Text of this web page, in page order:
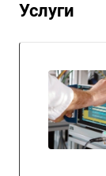
Услуги